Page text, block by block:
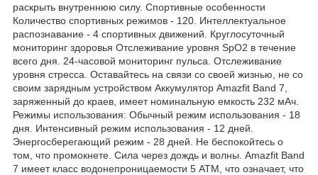
раскрыть внутреннюю силу. Спортивные особенности
Количество спортивных режимов - 120. Интеллектуальное
распознавание - 4 спортивных движений. Круглосуточный
мониторинг здоровья Отслеживание уровня SpO2 в течение
всего дня. 24-часовой мониторинг пульса. Отслеживание
уровня стресса. Оставайтесь на связи со своей жизнью, не со
своим зарядным устройством Аккумулятор Amazfit Band 7,
заряженный до краев, имеет номинальную емкость 232 мАч.
Режимы использования: Обычный режим использования - 18
дня. Интенсивный режим использования - 12 дней.
Энергосберегающий режим - 28 дней. Не беспокойтесь о
том, что промокнете. Сила через дождь и волны. Amazfit Band
7 имеет класс водонепроницаемости 5 АТМ, что означает, что